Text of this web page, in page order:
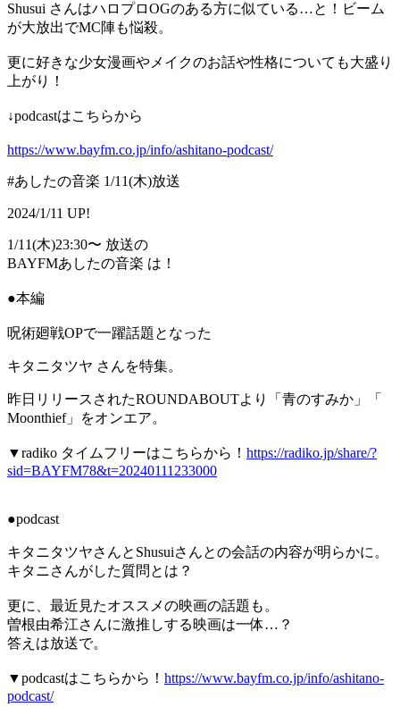
Shusui さんはハロプロOGのある方に似ている…と！ビーム
が大放出でMC陣も悩殺。
更に好きな少女漫画やメイクのお話や性格についても大盛り
上がり！
↓podcastはこちらから
https://www.bayfm.co.jp/info/ashitano-podcast/
#あしたの音楽 1/11(木)放送
2024/1/11 UP!
1/11(木)23:30〜 放送の
BAYFMあしたの音楽 は！
●本編
呪術廻戦OPで一躍話題となった
キタニタツヤ さんを特集。
昨日リリースされたROUNDABOUTより「青のすみか」「
Moonthief」をオンエア。
▼radiko タイムフリーはこちらから！ https://radiko.jp/share/?
sid=BAYFM78&t=20240111233000
●podcast
キタニタツヤさんとShusuiさんとの会話の内容が明らかに。
キタニさんがした質問とは？
更に、最近見たオススメの映画の話題も。
曽根由希江さんに激推しする映画は一体…？
答えは放送で。
▼podcastはこちらから！ https://www.bayfm.co.jp/info/ashitano-
podcast/